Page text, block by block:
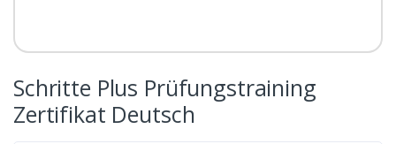
Schritte Plus Prüfungstraining
Zertifikat Deutsch